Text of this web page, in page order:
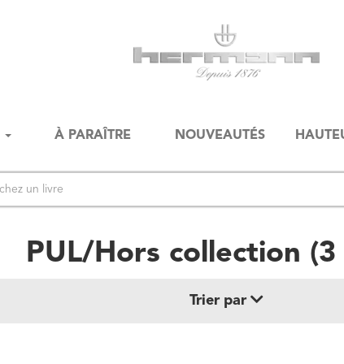
À PARAÎTRE NOUVEAUTÉS
PUL/Hors collection (3
Trier par